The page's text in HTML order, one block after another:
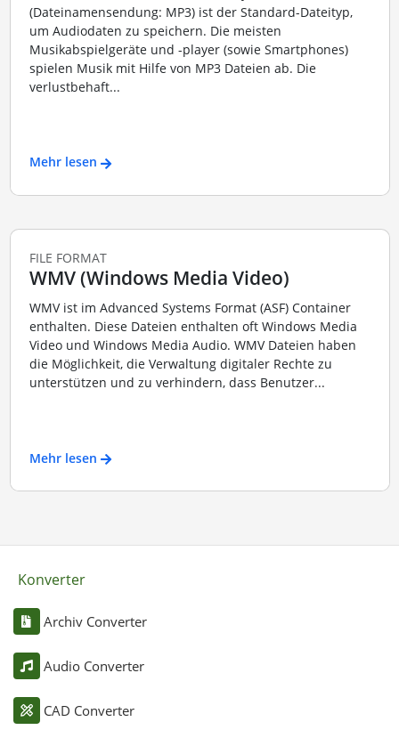
(Dateinamensendung: MP3) ist der Standard-Dateityp,
um Audiodaten zu speichern. Die meisten
Musikabspielgeräte und -player (sowie Smartphones)
spielen Musik mit Hilfe von MP3 Dateien ab. Die
verlustbehaft...
Mehr lesen
FILE FORMAT
WMV (Windows Media Video)
WMV ist im Advanced Systems Format (ASF) Container
enthalten. Diese Dateien enthalten oft Windows Media
Video und Windows Media Audio. WMV Dateien haben
die Möglichkeit, die Verwaltung digitaler Rechte zu
unterstützen und zu verhindern, dass Benutzer...
Mehr lesen
Konverter
Archiv Converter
Audio Converter
CAD Converter